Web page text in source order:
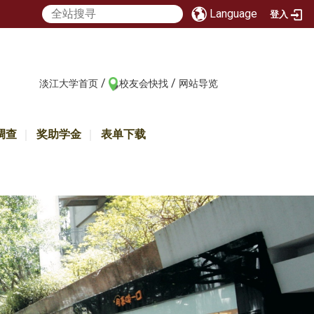
Language 登入
淡江大学首页 / 校友会快找 / 网站导览
查 奖助学金 表单下载